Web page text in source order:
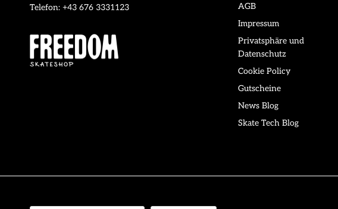
Telefon: +43 676 3331123
AGB
Impressum
Privatsphäre und
Datenschutz
Cookie Policy
Gutscheine
News Blog
Skate Tech Blog